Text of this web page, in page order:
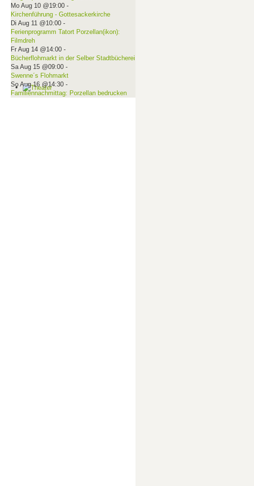
Mo Aug 10 @19:00-
Kirchenführung - Gottesackerkirche
Di Aug 11 @10:00-
Ferienprogramm Tatort Porzellan(ikon):
Filmdreh
Fr Aug 14 @14:00-
Bücherflohmarkt in der Selber Stadtbücherei
Sa Aug 15 @09:00-
Swenne´s Flohmarkt
So Aug 16 @14:30-
Familiennachmittag: Porzellan bedrucken